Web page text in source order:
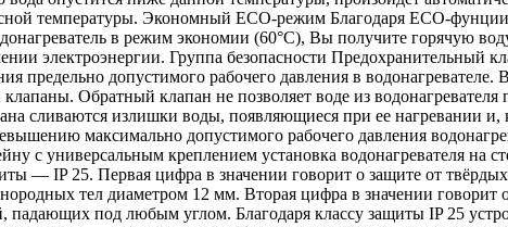
температуры. Экономный ECO-режим Благодаря ECO-
в режим экономии (60°С), Вы получите горячую
электроэнергии. Группа безопасности Предохранительный
предельно допустимого рабочего давления в водонагревателе.
Обратный клапан не позволяет воде из водонагревателя
сливаются излишки воды, появляющиеся при ее нагревании и,
максимально допустимого рабочего давления
с универсальным креплением установка водонагревателя на
— IP 25. Первая цифра в значении говорит о защите от твёрдых
тел диаметром 12 мм. Вторая цифра в значении говорит
падающих под любым углом. Благодаря классу защиты IP 25